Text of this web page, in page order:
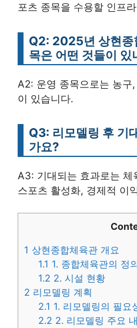
포츠 종목을 수용할 인프
Q2: 2025년 상현종
목은 어떤 것들이 있
A2: 운영 종목으로는 농구
이 있습니다.
Q3: 리모델링 후 기
가요?
A3: 기대되는 효과로는 체
스포츠 활성화, 경제적 이
1 상현종합체육관 개요
1.1 1. 종합체육관의 정
1.2 2. 시설 현황
2 리모델링 계획
2.1 1. 리모델링의 필요
2.2 2. 리모델링 주요